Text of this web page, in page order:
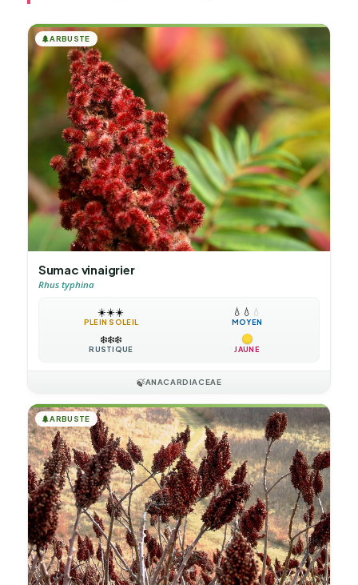
🌲ARBUSTE
Sumac vinaigrier
Rhus typhina
☀️☀️☀️
PLEIN SOLEIL
💧 💧 💧
MOYEN
❄️❄️❄️
RUSTIQUE JAUNE
🍃ANACARDIACEAE
🌲ARBUSTE